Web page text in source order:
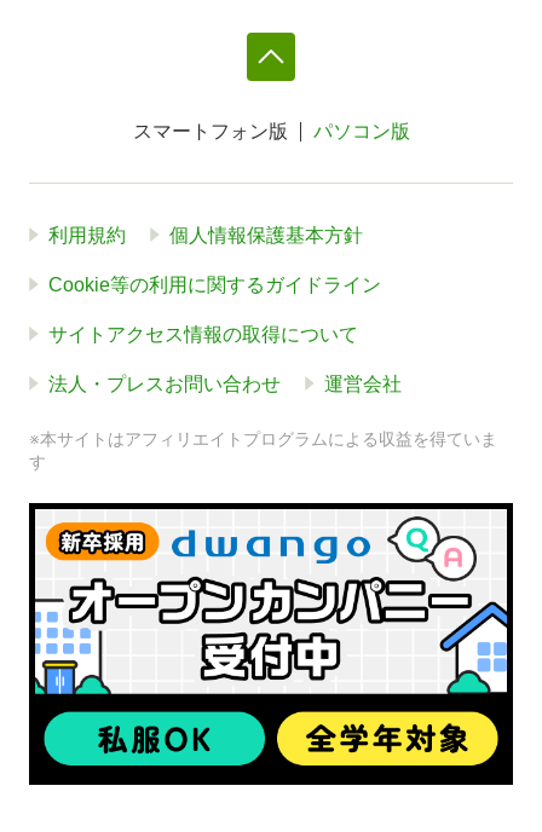
スマートフォン版 パソコン版
利用規約 個人情報保護基本方針
Cookie等の利用に関するガイドライン
サイトアクセス情報の取得について
法人・プレスお問い合わせ 運営会社
※本サイトはアフィリエイトプログラムによる収益を得ていま
す